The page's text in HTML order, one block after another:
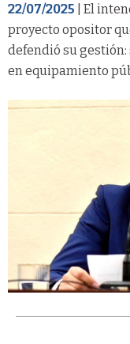
22/07/2025 | El
proyecto opositor
defendió su gestión:
en equipamiento